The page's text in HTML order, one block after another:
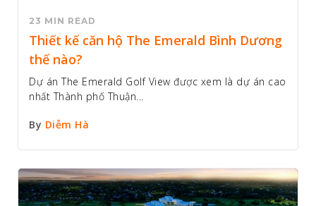
23 MIN READ
Thiết kế căn hộ The Emerald Bình Dương
thế nào?
Dự án The Emerald Golf View được xem là dự án cao
nhất Thành phố Thuận...
By Diễm Hà